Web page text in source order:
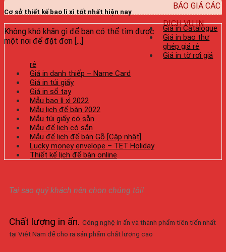
Cơ sở thiết kế bao lì xì tốt nhất hiện nay
Không khó khăn gì để bạn có thể tìm được
một nơi để đặt đơn [...]
BÁO GIÁ CÁC
DỊCH VỤ IN
Giá in Catalogue
Giá in bao thư
ghép giá rẻ
Giá in tờ rơi giá
rẻ
Giá in danh thiếp – Name Card
Giá in túi giấy
Giá in sổ tay
Mẫu bao lì xì 2022
Mẫu lịch để bàn 2022
Mẫu túi giấy có sẵn
Mẫu đế lịch có sẵn
Mẫu đế lịch để bàn Gỗ [Cập nhật]
Lucky money envelope – TET Holiday
Thiết kế lịch để bàn online
Tại sao quý khách nên chọn chúng tôi!
Chất lượng in ấn. Công nghệ in ấn và thành phẩm tiên tiến nhất
tại Việt Nam để cho ra sản phẩm chất lượng cao